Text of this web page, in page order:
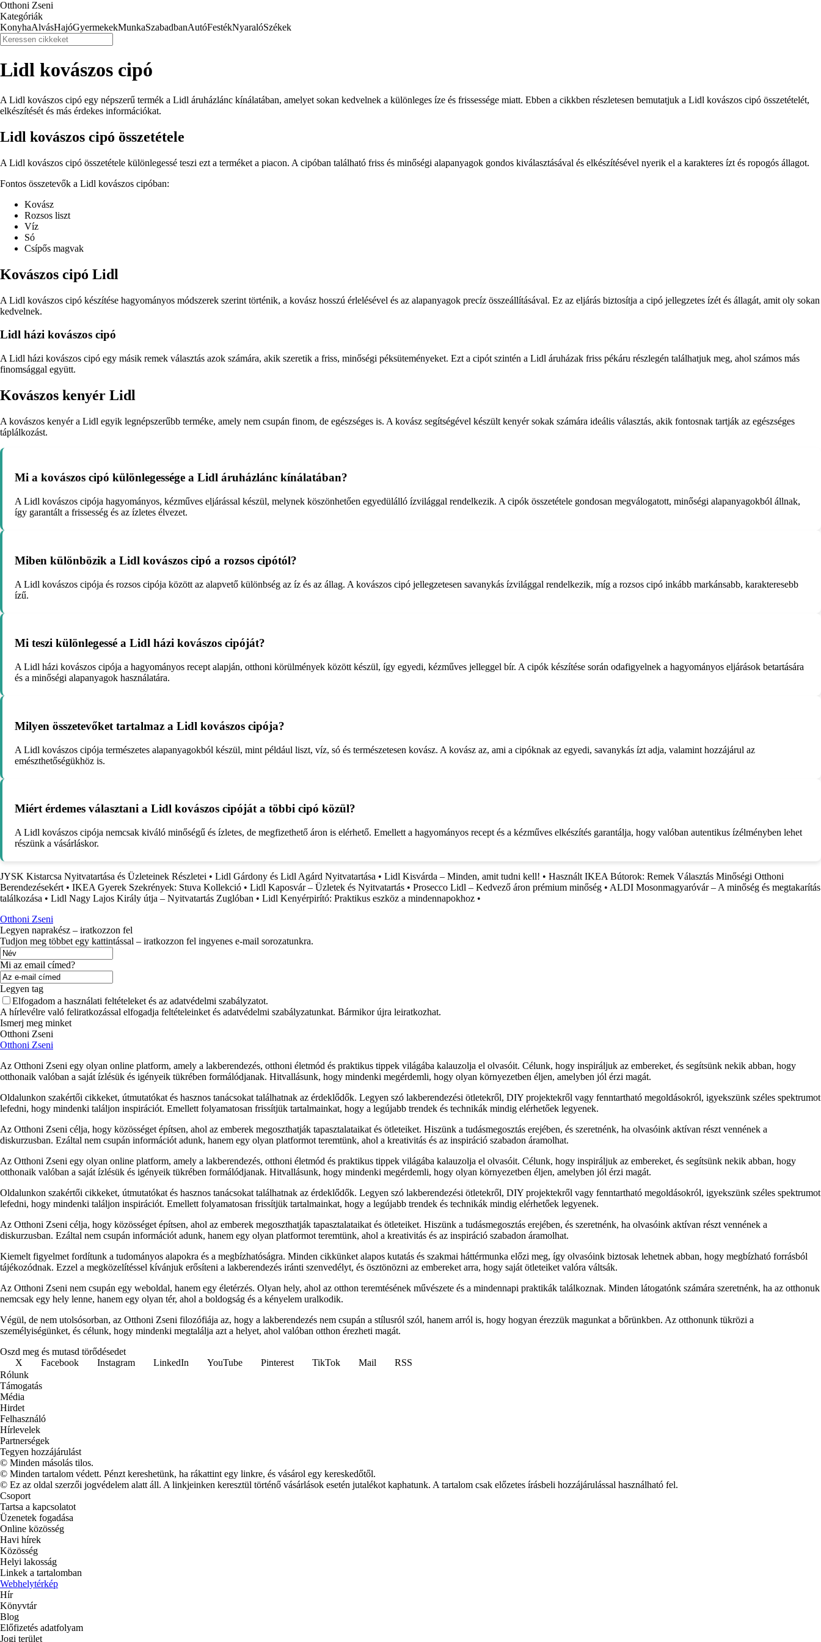
Otthoni Zseni
Kategóriák
KonyhaAlvásHajóGyermekekMunkaSzabadbanAutóFestékNyaralóSzékek
Lidl kovászos cipó
A Lidl kovászos cipó egy népszerű termék a Lidl áruházlánc kínálatában, amelyet sokan kedvelnek a különleges íze és frissessége miatt. Ebben a cikkben részletesen bemutatjuk a Lidl kovászos cipó összetételét,
elkészítését és más érdekes információkat.
Lidl kovászos cipó összetétele
A Lidl kovászos cipó összetétele különlegessé teszi ezt a terméket a piacon. A cipóban található friss és minőségi alapanyagok gondos kiválasztásával és elkészítésével nyerik el a karakteres ízt és ropogós állagot.
Fontos összetevők a Lidl kovászos cipóban:
Kovász
Rozsos liszt
Víz
Só
Csípős magvak
Kovászos cipó Lidl
A Lidl kovászos cipó készítése hagyományos módszerek szerint történik, a kovász hosszú érlelésével és az alapanyagok precíz összeállításával. Ez az eljárás biztosítja a cipó jellegzetes ízét és állagát, amit oly sokan
kedvelnek.
Lidl házi kovászos cipó
A Lidl házi kovászos cipó egy másik remek választás azok számára, akik szeretik a friss, minőségi péksüteményeket. Ezt a cipót szintén a Lidl áruházak friss pékáru részlegén találhatjuk meg, ahol számos más
finomsággal együtt.
Kovászos kenyér Lidl
A kovászos kenyér a Lidl egyik legnépszerűbb terméke, amely nem csupán finom, de egészséges is. A kovász segítségével készült kenyér sokak számára ideális választás, akik fontosnak tartják az egészséges
táplálkozást.
Mi a kovászos cipó különlegessége a Lidl áruházlánc kínálatában?
A Lidl kovászos cipója hagyományos, kézműves eljárással készül, melynek köszönhetően egyedülálló ízvilággal rendelkezik. A cipók összetétele gondosan megválogatott, minőségi alapanyagokból állnak,
így garantált a frissesség és az ízletes élvezet.
Miben különbözik a Lidl kovászos cipó a rozsos cipótól?
A Lidl kovászos cipója és rozsos cipója között az alapvető különbség az íz és az állag. A kovászos cipó jellegzetesen savanykás ízvilággal rendelkezik, míg a rozsos cipó inkább markánsabb, karakteresebb
ízű.
Mi teszi különlegessé a Lidl házi kovászos cipóját?
A Lidl házi kovászos cipója a hagyományos recept alapján, otthoni körülmények között készül, így egyedi, kézműves jelleggel bír. A cipók készítése során odafigyelnek a hagyományos eljárások betartására
és a minőségi alapanyagok használatára.
Milyen összetevőket tartalmaz a Lidl kovászos cipója?
A Lidl kovászos cipója természetes alapanyagokból készül, mint például liszt, víz, só és természetesen kovász. A kovász az, ami a cipóknak az egyedi, savanykás ízt adja, valamint hozzájárul az
emészthetőségükhöz is.
Miért érdemes választani a Lidl kovászos cipóját a többi cipó közül?
A Lidl kovászos cipója nemcsak kiváló minőségű és ízletes, de megfizethető áron is elérhető. Emellett a hagyományos recept és a kézműves elkészítés garantálja, hogy valóban autentikus ízélményben lehet
részünk a vásárláskor.
JYSK Kistarcsa Nyitvatartása és Üzleteinek Részletei • Lidl Gárdony és Lidl Agárd Nyitvatartása • Lidl Kisvárda – Minden, amit tudni kell! • Használt IKEA Bútorok: Remek Választás Minőségi Otthoni
Berendezésekért • IKEA Gyerek Szekrények: Stuva Kollekció • Lidl Kaposvár – Üzletek és Nyitvatartás • Prosecco Lidl – Kedvező áron prémium minőség • ALDI Mosonmagyaróvár – A minőség és megtakarítás
találkozása • Lidl Nagy Lajos Király útja – Nyitvatartás Zuglóban • Lidl Kenyérpirító: Praktikus eszköz a mindennapokhoz •
Otthoni Zseni
Legyen naprakész – iratkozzon fel
Tudjon meg többet egy kattintással – iratkozzon fel ingyenes e-mail sorozatunkra.
Mi az email címed?
Legyen tag
Elfogadom a használati feltételeket és az adatvédelmi szabályzatot.
A hírlevélre való feliratkozással elfogadja feltételeinket és adatvédelmi szabályzatunkat. Bármikor újra leiratkozhat.
Ismerj meg minket
Otthoni Zseni
Otthoni Zseni
Az Otthoni Zseni egy olyan online platform, amely a lakberendezés, otthoni életmód és praktikus tippek világába kalauzolja el olvasóit. Célunk, hogy inspiráljuk az embereket, és segítsünk nekik abban, hogy
otthonaik valóban a saját ízlésük és igényeik tükrében formálódjanak. Hitvallásunk, hogy mindenki megérdemli, hogy olyan környezetben éljen, amelyben jól érzi magát.
Oldalunkon szakértői cikkeket, útmutatókat és hasznos tanácsokat találhatnak az érdeklődők. Legyen szó lakberendezési ötletekről, DIY projektekről vagy fenntartható megoldásokról, igyekszünk széles spektrumot
lefedni, hogy mindenki találjon inspirációt. Emellett folyamatosan frissítjük tartalmainkat, hogy a legújabb trendek és technikák mindig elérhetőek legyenek.
Az Otthoni Zseni célja, hogy közösséget építsen, ahol az emberek megoszthatják tapasztalataikat és ötleteiket. Hiszünk a tudásmegosztás erejében, és szeretnénk, ha olvasóink aktívan részt vennének a
diskurzusban. Ezáltal nem csupán információt adunk, hanem egy olyan platformot teremtünk, ahol a kreativitás és az inspiráció szabadon áramolhat.
Az Otthoni Zseni egy olyan online platform, amely a lakberendezés, otthoni életmód és praktikus tippek világába kalauzolja el olvasóit. Célunk, hogy inspiráljuk az embereket, és segítsünk nekik abban, hogy
otthonaik valóban a saját ízlésük és igényeik tükrében formálódjanak. Hitvallásunk, hogy mindenki megérdemli, hogy olyan környezetben éljen, amelyben jól érzi magát.
Oldalunkon szakértői cikkeket, útmutatókat és hasznos tanácsokat találhatnak az érdeklődők. Legyen szó lakberendezési ötletekről, DIY projektekről vagy fenntartható megoldásokról, igyekszünk széles spektrumot
lefedni, hogy mindenki találjon inspirációt. Emellett folyamatosan frissítjük tartalmainkat, hogy a legújabb trendek és technikák mindig elérhetőek legyenek.
Az Otthoni Zseni célja, hogy közösséget építsen, ahol az emberek megoszthatják tapasztalataikat és ötleteiket. Hiszünk a tudásmegosztás erejében, és szeretnénk, ha olvasóink aktívan részt vennének a
diskurzusban. Ezáltal nem csupán információt adunk, hanem egy olyan platformot teremtünk, ahol a kreativitás és az inspiráció szabadon áramolhat.
Kiemelt figyelmet fordítunk a tudományos alapokra és a megbízhatóságra. Minden cikkünket alapos kutatás és szakmai háttérmunka előzi meg, így olvasóink biztosak lehetnek abban, hogy megbízható forrásból
tájékozódnak. Ezzel a megközelítéssel kívánjuk erősíteni a lakberendezés iránti szenvedélyt, és ösztönözni az embereket arra, hogy saját ötleteiket valóra váltsák.
Az Otthoni Zseni nem csupán egy weboldal, hanem egy életérzés. Olyan hely, ahol az otthon teremtésének művészete és a mindennapi praktikák találkoznak. Minden látogatónk számára szeretnénk, ha az otthonuk
nemcsak egy hely lenne, hanem egy olyan tér, ahol a boldogság és a kényelem uralkodik.
Végül, de nem utolsósorban, az Otthoni Zseni filozófiája az, hogy a lakberendezés nem csupán a stílusról szól, hanem arról is, hogy hogyan érezzük magunkat a bőrünkben. Az otthonunk tükrözi a
személyiségünket, és célunk, hogy mindenki megtalálja azt a helyet, ahol valóban otthon érezheti magát.
Oszd meg és mutasd törődésedet
X
Facebook Instagram LinkedIn YouTube Pinterest TikTok Mail
RSS
Rólunk
Támogatás
Média
Hirdet
Felhasználó
Hírlevelek
Partnerségek
Tegyen hozzájárulást
© Minden másolás tilos.
© Minden tartalom védett. Pénzt kereshetünk, ha rákattint egy linkre, és vásárol egy kereskedőtől.
© Ez az oldal szerzői jogvédelem alatt áll. A linkjeinken keresztül történő vásárlások esetén jutalékot kaphatunk. A tartalom csak előzetes írásbeli hozzájárulással használható fel.
Csoport
Tartsa a kapcsolatot
Üzenetek fogadása
Online közösség
Havi hírek
Közösség
Helyi lakosság
Linkek a tartalomban
Webhelytérkép
Hír
Könyvtár
Blog
Előfizetés adatfolyam
Jogi terület